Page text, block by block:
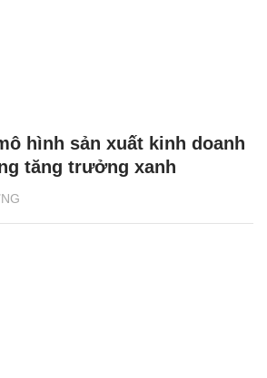
hình sản xuất kinh doanh
tăng trưởng xanh